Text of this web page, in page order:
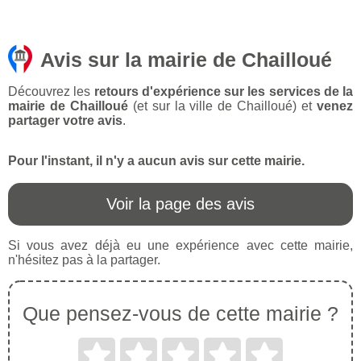
Avis sur la mairie de Chailloué
Découvrez les retours d'expérience sur les services de la
mairie de Chailloué(et sur la ville de Chailloué) etvenez
partager votre avis.
Pour l'instant, il n'y a aucun avis sur cette mairie.
Voir la page des avis
Si vous avez déjà eu une expérience avec cette mairie,
n'hésitez pas à la partager.
Que pensez-vous de cette mairie ?